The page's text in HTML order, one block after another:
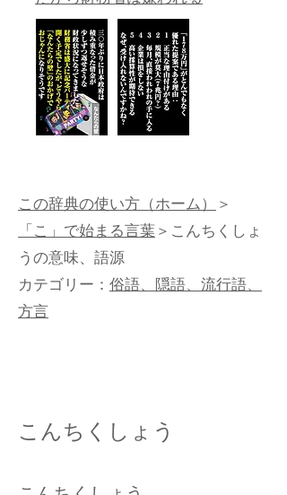
この辞典の使い方（ホーム）＞
「こ」で始まる言葉＞こんちくしょ
うの意味、語源
カテゴリー： 俗語、隠語、流行語、
方言
こんちくしょう